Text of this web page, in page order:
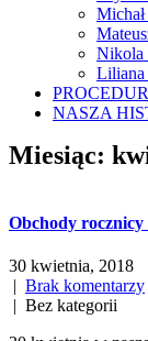
Nikola
Liliana
NASZA
Miesiąc:
Obchody
30 kwietnia, 2018
| Brak komentarzy
| Bez kategorii